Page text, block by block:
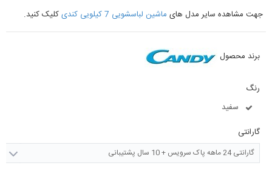
جهت مشاهده سایر مدل های ماشین لباسشویی 7 کیلویی کندی کلیک کنید.
برند محصول
رنگ
سفید
گارانتی
گارانتی 24 ماهه پاک سرویس + 10 سال پشتیبانی